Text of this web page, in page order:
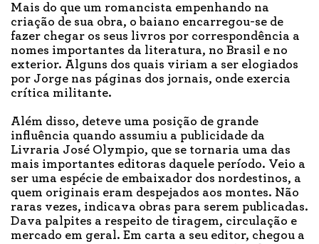
Mais do que um romancista empenhando na
criação de sua obra, o baiano encarregou-se de
fazer chegar os seus livros por correspondência a
nomes importantes da literatura, no Brasil e no
exterior. Alguns dos quais viriam a ser elogiados
por Jorge nas páginas dos jornais, onde exercia
crítica militante.
Além disso, deteve uma posição de grande
influência quando assumiu a publicidade da
Livraria José Olympio, que se tornaria uma das
mais importantes editoras daquele período. Veio a
ser uma espécie de embaixador dos nordestinos, a
quem originais eram despejados aos montes. Não
raras vezes, indicava obras para serem publicadas.
Dava palpites a respeito de tiragem, circulação e
mercado em geral. Em carta a seu editor, chegou a